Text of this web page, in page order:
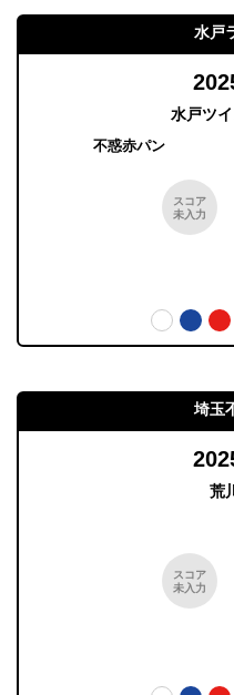
水戸
水戸ツ
不惑赤パン
スコア
未入力
埼玉
荒
スコア
未入力